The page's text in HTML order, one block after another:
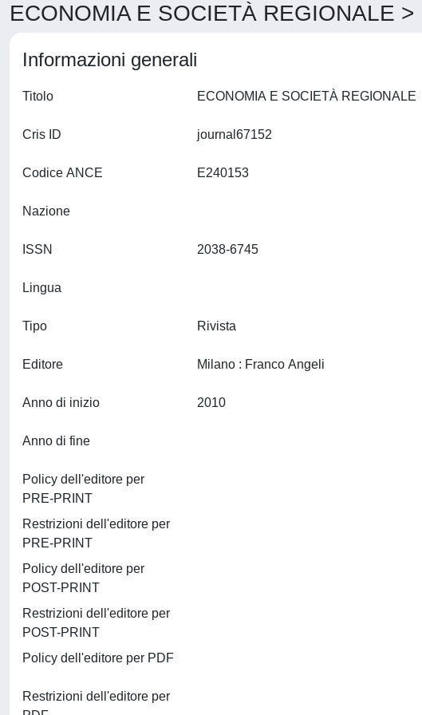
ECONOMIA E SOCIETÀ REGIONALE
Informazioni generali
Titolo
Cris ID
Codice ANCE
Nazione
ISSN
Lingua
Tipo Rivista
Editore
Anno di inizio
Anno di fine
Policy dell'editore per
PRE-PRINT
Restrizioni dell'editore per
PRE-PRINT
Policy dell'editore per
POST-PRINT
Restrizioni dell'editore per
POST-PRINT
Policy dell'editore per PDF
Restrizioni dell'editore per